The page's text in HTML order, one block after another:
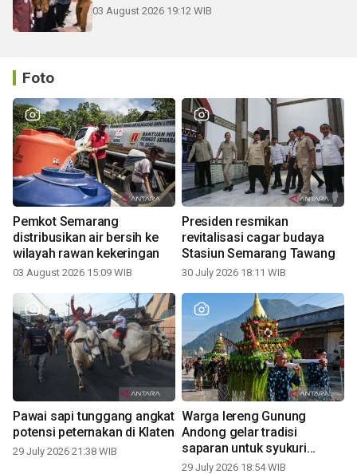
03 August 2026 19:12 WIB
Foto
Pemkot Semarang
distribusikan air bersih ke
wilayah rawan kekeringan
03 August 2026 15:09 WIB
Presiden resmikan
revitalisasi cagar budaya
Stasiun Semarang Tawang
30 July 2026 18:11 WIB
Pawai sapi tunggang angkat
potensi peternakan di Klaten
29 July 2026 21:38 WIB
Warga lereng Gunung
Andong gelar tradisi
saparan untuk syukuri
panen
29 July 2026 18:54 WIB